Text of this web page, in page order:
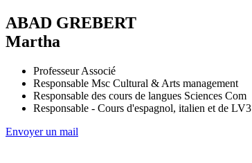
Nom
ABAD GREBERT
Prénom
Martha
Titre
Professeur Associé
Responsable Msc Cultural & Arts management
Responsable des cours de langues Sciences Com
Responsable - Cours d'espagnol, italien et de LV3
Envoyer un mail